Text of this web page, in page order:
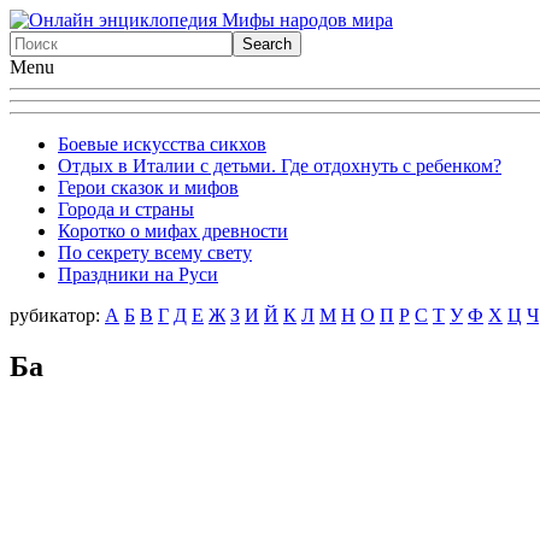
Menu
Боевые искусства сикхов
Отдых в Италии с детьми. Где отдохнуть с ребенком?
Герои сказок и мифов
Города и страны
Коротко о мифах древности
По секрету всему свету
Праздники на Руси
рубикатор: А Б В Г Д Е Ж З И Й К Л М Н О П Р С Т У Ф X Ц Ч
Ба